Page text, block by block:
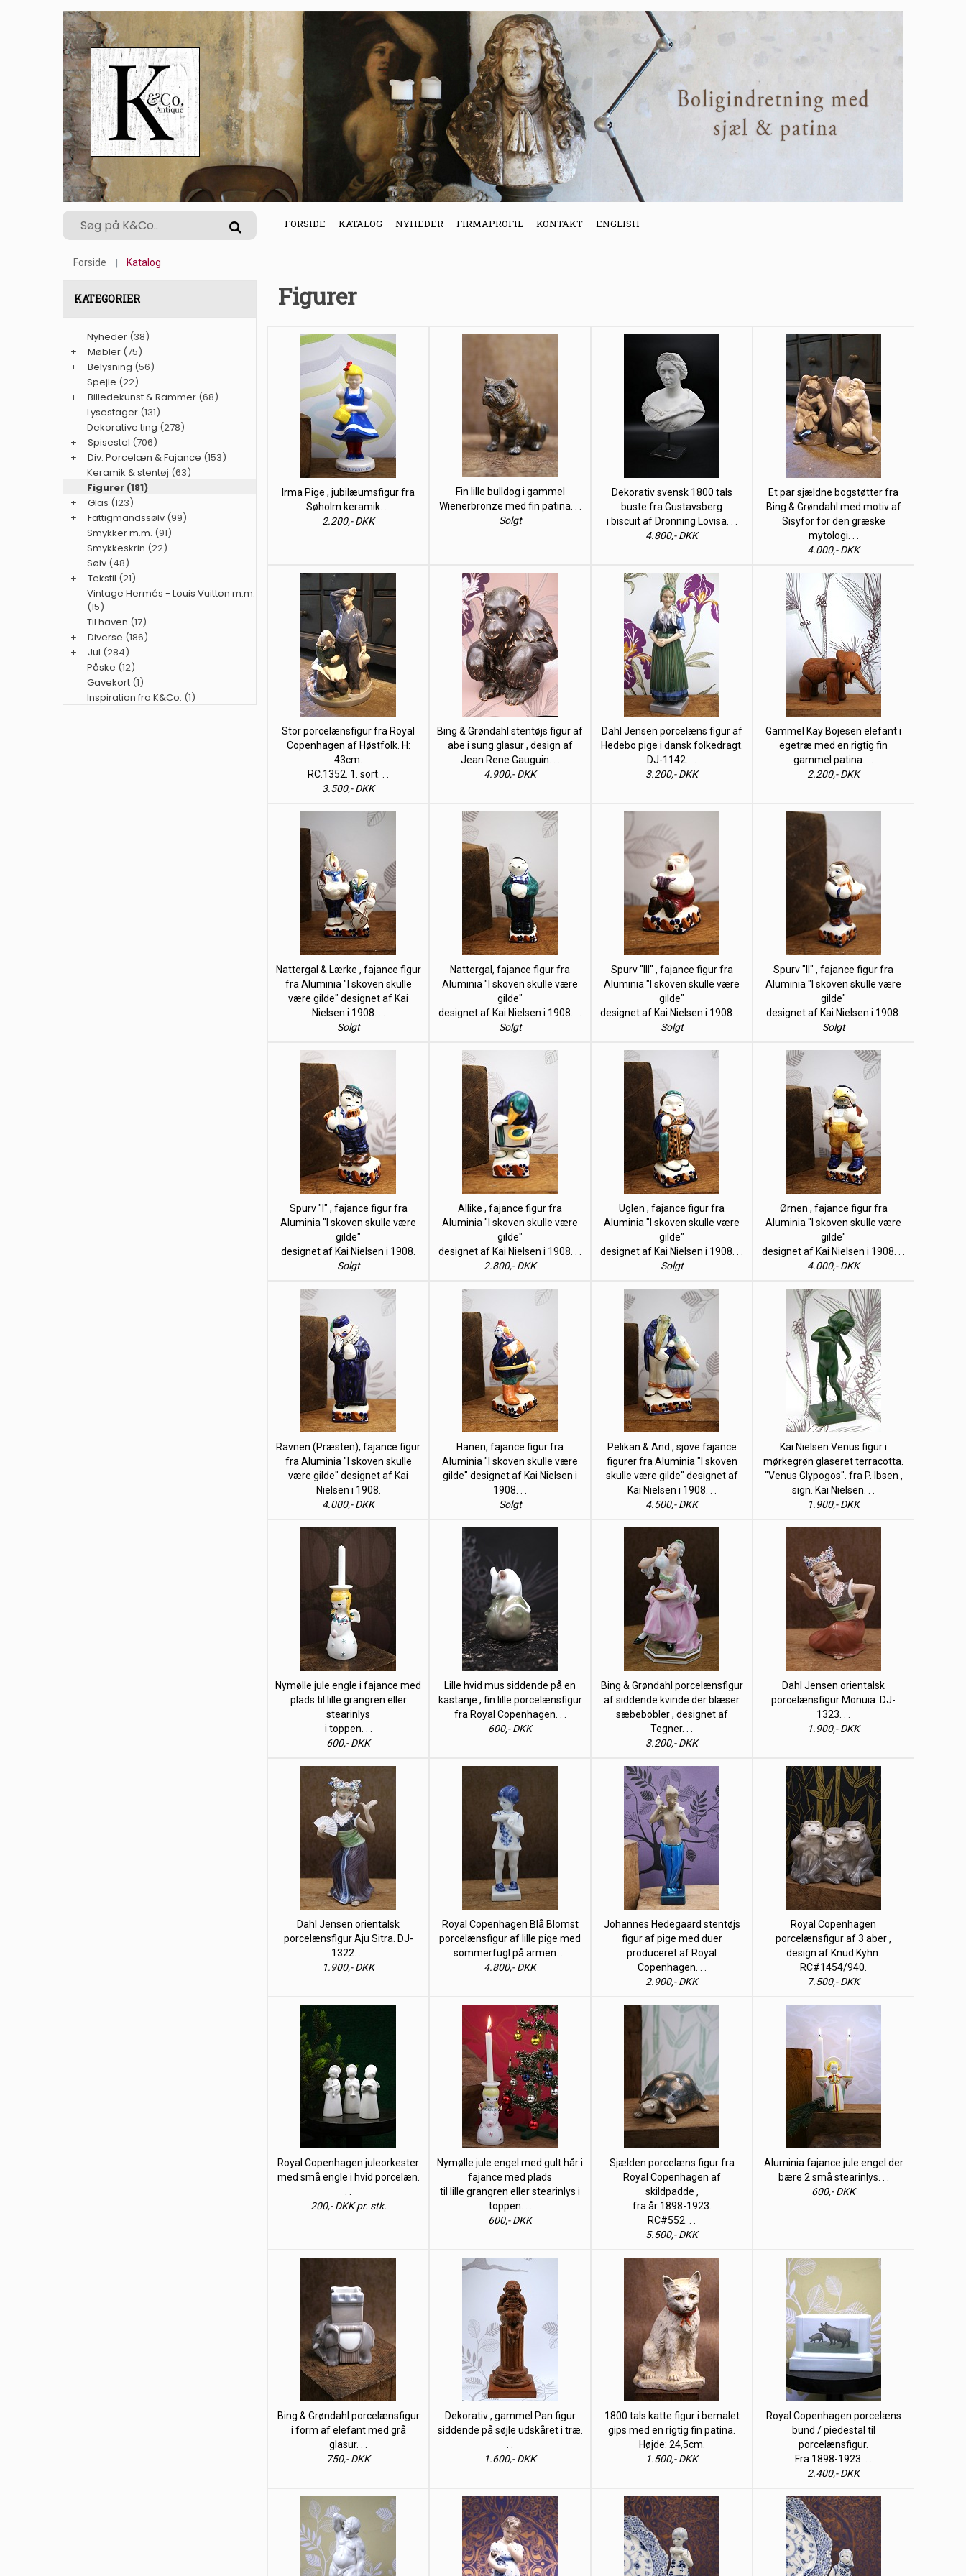
FORSIDE KATALOG NYHEDER FIRMAPROFIL KONTAKT ENGLISH
Forside Katalog
Figurer
Irma Pige , jubilæumsfigur fra
Søholm keramik. . .
2.200,- DKK
Fin lille bulldog i gammel
Wienerbronze med fin patina. . .
Solgt
Dekorativ svensk 1800 tals
buste fra Gustavsberg
i biscuit af Dronning Lovisa. . .
4.800,- DKK
Et par sjældne bogstøtter fra
Bing & Grøndahl med motiv af
Sisyfor for den græske
mytologi. . .
4.000,- DKK
Stor porcelænsfigur fra Royal
Copenhagen af Høstfolk. H:
43cm.
RC.1352. 1. sort. . .
3.500,- DKK
Bing & Grøndahl stentøjs figur af
abe i sung glasur , design af
Jean Rene Gauguin. . .
4.900,- DKK
Dahl Jensen porcelæns figur af
Hedebo pige i dansk folkedragt.
DJ-1142. . .
3.200,- DKK
Gammel Kay Bojesen elefant i
egetræ med en rigtig fin
gammel patina. . .
2.200,- DKK
Nattergal & Lærke , fajance figur
fra Aluminia "I skoven skulle
være gilde" designet af Kai
Nielsen i 1908. . .
Solgt
Nattergal, fajance figur fra
Aluminia "I skoven skulle være
gilde"
designet af Kai Nielsen i 1908. . .
Solgt
Spurv "III" , fajance figur fra
Aluminia "I skoven skulle være
gilde"
designet af Kai Nielsen i 1908. . .
Solgt
Spurv "II" , fajance figur fra
Aluminia "I skoven skulle være
gilde"
designet af Kai Nielsen i 1908.
Solgt
Spurv "I" , fajance figur fra
Aluminia "I skoven skulle være
gilde"
designet af Kai Nielsen i 1908.
Solgt
Allike , fajance figur fra
Aluminia "I skoven skulle være
gilde"
designet af Kai Nielsen i 1908. . .
2.800,- DKK
Uglen , fajance figur fra
Aluminia "I skoven skulle være
gilde"
designet af Kai Nielsen i 1908. . .
Solgt
Ørnen , fajance figur fra
Aluminia "I skoven skulle være
gilde"
designet af Kai Nielsen i 1908. . .
4.000,- DKK
Ravnen (Præsten), fajance figur
fra Aluminia "I skoven skulle
være gilde" designet af Kai
Nielsen i 1908.
4.000,- DKK
Hanen, fajance figur fra
Aluminia "I skoven skulle være
gilde" designet af Kai Nielsen i
1908. . .
Solgt
Pelikan & And , sjove fajance
figurer fra Aluminia "I skoven
skulle være gilde" designet af
Kai Nielsen i 1908. . .
4.500,- DKK
Kai Nielsen Venus figur i
mørkegrøn glaseret terracotta.
"Venus Glypogos". fra P. Ibsen ,
sign. Kai Nielsen. . .
1.900,- DKK
Nymølle jule engle i fajance med
plads til lille grangren eller
stearinlys
i toppen. . .
600,- DKK
Lille hvid mus siddende på en
kastanje , fin lille porcelænsfigur
fra Royal Copenhagen. . .
600,- DKK
Bing & Grøndahl porcelænsfigur
af siddende kvinde der blæser
sæbebobler , designet af
Tegner. . .
3.200,- DKK
Dahl Jensen orientalsk
porcelænsfigur Monuia. DJ-
1323. . .
1.900,- DKK
Dahl Jensen orientalsk
porcelænsfigur Aju Sitra. DJ-
1322. . .
1.900,- DKK
Royal Copenhagen Blå Blomst
porcelænsfigur af lille pige med
sommerfugl på armen. . .
4.800,- DKK
Johannes Hedegaard stentøjs
figur af pige med duer
produceret af Royal
Copenhagen. . .
2.900,- DKK
Royal Copenhagen
porcelænsfigur af 3 aber ,
design af Knud Kyhn.
RC#1454/940.
7.500,- DKK
Royal Copenhagen juleorkester
med små engle i hvid porcelæn.
200,- DKK pr. stk.
Nymølle jule engel med gult hår i
fajance med plads
til lille grangren eller stearinlys i
toppen. . .
600,- DKK
Sjælden porcelæns figur fra
Royal Copenhagen af
skildpadde ,
fra år 1898-1923.
RC#552. . .
5.500,- DKK
Aluminia fajance jule engel der
bære 2 små stearinlys. . .
600,- DKK
Bing & Grøndahl porcelænsfigur
i form af elefant med grå
glasur. . .
750,- DKK
Dekorativ , gammel Pan figur
siddende på søjle udskåret i træ.
1.600,- DKK
1800 tals katte figur i bemalet
gips med en rigtig fin patina.
Højde: 24,5cm.
1.500,- DKK
Royal Copenhagen porcelæns
bund / piedestal til
porcelænsfigur.
Fra 1898-1923. . .
2.400,- DKK
KATEGORIER
Nyheder (38)
+
Møbler (75)
+
Belysning (56)
Spejle (22)
+
Billedekunst & Rammer (68)
Lysestager (131)
Dekorative ting (278)
+
Spisestel (706)
+
Div. Porcelæn & Fajance (153)
Keramik & stentøj (63)
Figurer (181)
+
Glas (123)
+
Fattigmandssølv (99)
Smykker m.m. (91)
Smykkeskrin (22)
Sølv (48)
+
Tekstil (21)
Vintage Hermés - Louis Vuitton m.m.
(15)
Til haven (17)
+
Diverse (186)
+
Jul (284)
Påske (12)
Gavekort (1)
Inspiration fra K&Co. (1)